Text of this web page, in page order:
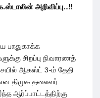
அறிவிப்பு..!!
பாதுகாக்க
சிறப்பு நிவாரணத்
ஆகஸ்ட் 3-ம் தேதி
திமுக தலைவர்
ஆர்ப்பாட்டத்திற்கு